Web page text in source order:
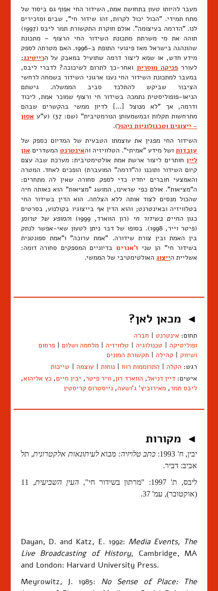
מעבר להיותו טעון בתחושת אמת, השידור החי אפוף גם ביסוד של
מתח תמידי. "הכול יכול לקרות, זהו שידור חי", שבים ומזכירים
לנו. "הדרמה בעיצומה". אולם חוקרת התקשורת תמר ליבס (1997)
תוהה את מי משרתת מתכונת השידור החי הרצוף – מתכונת
שהונהגה בישראל מאז פיגועי התופת ב-1996. האם מטרתה לספק
מידע חדש, או שמא ליצור דרמה שתועיל במאבק על הרייטינג;
לעורר פניקה מוסרית ואחר-כך לתרום לשיכוכה? לדברי ליבס,
במעבר למתכונת השידור החי נענו ארגוני השידור בשמחה לרחשי
הציבור שביקש להתלכד סביב הממשלה. גישתם
הניאו-פופוליסטית נתמכה בשידור חי ורצוף שמוכר אמת, ליכוד
ודרמה, אך "לא מנוצל […] לדיון ממשי בהקשרים שבהם
מתרחשות תקלות ובמשמעותן הנורמטיבית" (שם: 37) (ע"ע
אסון
- ייצוגים וטכנולוגיות ניהול).
השידור החי מפגין את עוצמתו הטבעית של המדיום כספק של
עובדותושל מידע "אמיתי". הטלוויזיה והאינטרנט המשדרים און
לייןחותרים ליצור ארשת אמת אולטימטיבית: מערכת שבה עצם
קיום השידור ותוכנו (ה"דרמה" המועברת) הופכים לאחד. המטרה
והאמצעי חוברים יחדיו כדי לספק סחורה שאין לה מתחרים:
ה"מציאות". אולם כפי שראינו, המושג "מציאות" הוא כאותה חיה
שהכול מנסים לצוד אותה ללא הצלחה. הוא הדין בשידור החי
בטלוויזיה ובאינטרנט; והוא הדין אף בייצוגיו בקולנוע, בסרטים
כגוןהחיים בשידור חי (רון הווארד, 1999) ו
המופע של טרומן
(פיטר וייר, 1998). בסופו של דבר ניתן לטעון שאי-אפשר לנתק
בין האמת ובין צורת שידורה. "אמת ערוכה" ו"אמת ספונטנית
בשידור חי" הן שניז'אנרים בדיוניים המספקים סחורה דומה:
אשליית הייצוגהאולטימטיבי של הממשי.
◄ מכאן לאן?
תחום: אינטרנט
חברה
ופוליטיקה
טכנולוגיה טלוויזיה מלחמה ושלום
פרסום
ושיווק
קהילה
תקשורת המונים
רגש: הקלה התרוממות רוח נוחות עוצמה
שייכות
אישים: דיין דניאל, הווארד רון, וויר פיטר, יבין חיים, כץ אליהוא,
ליבס תמר, מאירוביץ' ג'ושעה, נייסטרום קריסטין
◄ מקורות
יבין, ח' 1993: כתב טלויזיה: מבוא לעיתונאות אלקטרונית, תל
אביב: דביר.
ליבס, ת' 1997: "מרתון בשידור חי",
העין השביעית
, 11
(אוקטובר), עמ' 37.
Dayan, D. and Katz, E. 1992: Media Events, The
Live Broadcasting of History, Cambridge, MA
and London: Harvard University Press.
Meyrowitz, J. 1985: No Sense of Place: The